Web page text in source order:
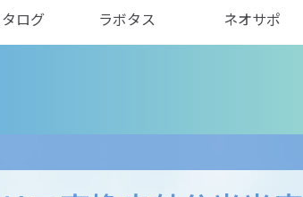
ログ ラボタス ネオサポ